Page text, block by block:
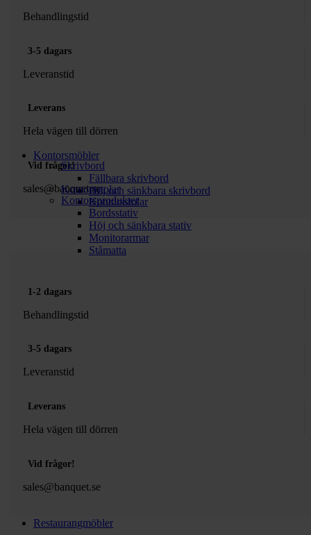
Behandlingstid
3-5 dagars
Leveranstid
Leverans
Hela vägen till dörren
Vid frågor!
sales@banquet.se
Kontorsmöbler
Skrivbord
Fällbara skrivbord
Höj och sänkbara skrivbord
Kontorsstolar
Kontorsstolar
Kontorsprodukter
Bordsstativ
Höj och sänkbara stativ
Monitorarmar
Ståmatta
1-2 dagars
Behandlingstid
3-5 dagars
Leveranstid
Leverans
Hela vägen till dörren
Vid frågor!
sales@banquet.se
Restaurangmöbler